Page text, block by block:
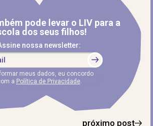
pode levar o LIV para a
dos seus filhos!
nossa newsletter:
meus dados, eu concordo
a Política de Privacidade.
próximo post